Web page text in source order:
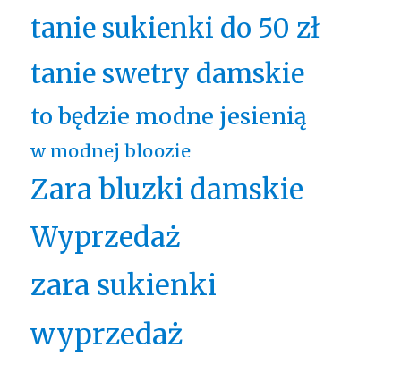
tanie sukienki do 50 zł
tanie swetry damskie
to będzie modne jesienią
w modnej bloozie
Zara bluzki damskie
Wyprzedaż
zara sukienki
wyprzedaż